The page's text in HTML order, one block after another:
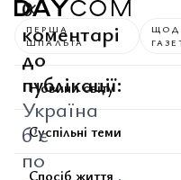
0
коментарі
до
публікації:
Україна
б’є
по
ПЕРША
ШПАЛЬТА
Новини світу
Суспільні теми
Спосіб життя